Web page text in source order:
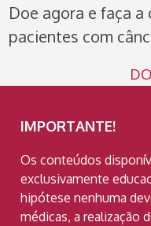
Doe agora e faça
pacientes com
IMPORTANTE!
Os conteúdos
exclusivamente
hipótese nenhuma
médicas, a realização